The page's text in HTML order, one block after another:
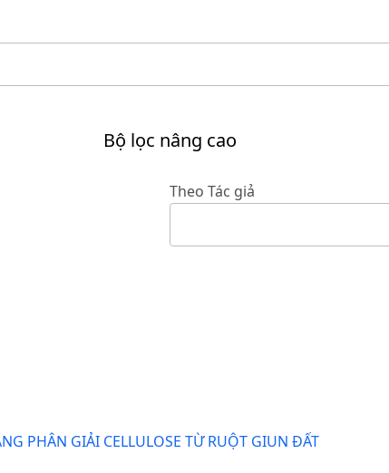
Bộ lọc nâng cao
Theo Tác giả
PHÂN GIẢI CELLULOSE TỪ RUỘT GIUN ĐẤT